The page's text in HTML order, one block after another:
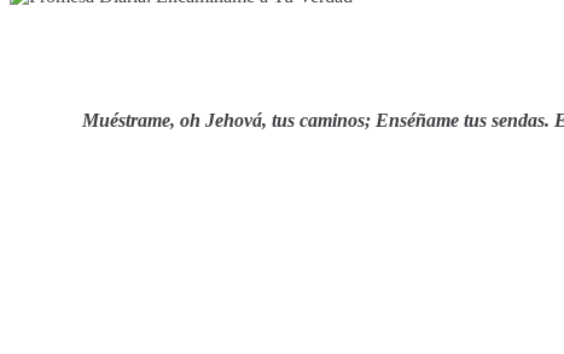
Muéstrame, oh Jehová, tus caminos; Enséñame tus